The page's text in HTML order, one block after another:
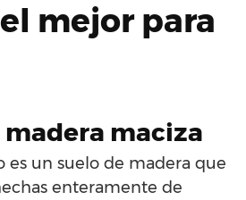
mejor para
maciza
es un suelo de madera que
enteramente de